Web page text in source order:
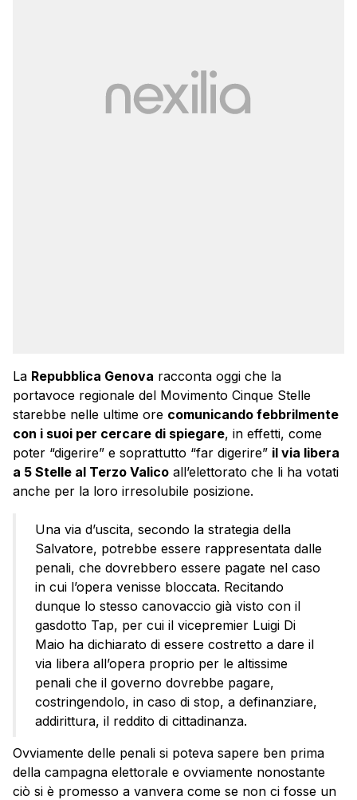
La Repubblica Genova racconta oggi che la
portavoce regionale del Movimento Cinque Stelle
starebbe nelle ultime ore comunicando febbrilmente
con i suoi per cercare di spiegare, in effetti, come
poter “digerire” e soprattutto “far digerire” il via libera
a 5 Stelle al Terzo Valico all’elettorato che li ha votati
anche per la loro irresolubile posizione.
Una via d’uscita, secondo la strategia della
Salvatore, potrebbe essere rappresentata dalle
penali, che dovrebbero essere pagate nel caso
in cui l’opera venisse bloccata. Recitando
dunque lo stesso canovaccio già visto con il
gasdotto Tap, per cui il vicepremier Luigi Di
Maio ha dichiarato di essere costretto a dare il
via libera all’opera proprio per le altissime
penali che il governo dovrebbe pagare,
costringendolo, in caso di stop, a definanziare,
addirittura, il reddito di cittadinanza.
Ovviamente delle penali si poteva sapere ben prima
della campagna elettorale e ovviamente nonostante
ciò si è promesso a vanvera come se non ci fosse un